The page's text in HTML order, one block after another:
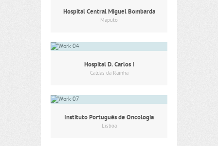
Hospital Central Miguel Bombarda
Maputo
Hospital D. Carlos I
Caldas da Rainha
Instituto Português de Oncologia
Lisboa